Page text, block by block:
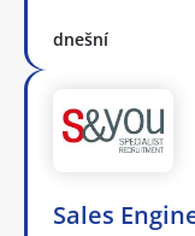
dnešní
Sales